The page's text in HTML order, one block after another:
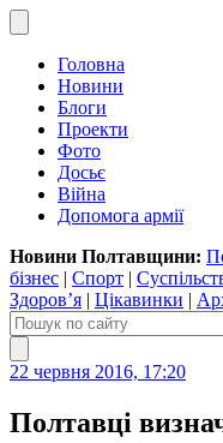
Головна
Новини
Блоги
Проекти
Фото
Досьє
Війна
Допомога армії
Новини Полтавщини:
бізнес | Спорт |
Здоров’я | Цікавинки |
22 червня 2016, 17:20
Полтавці